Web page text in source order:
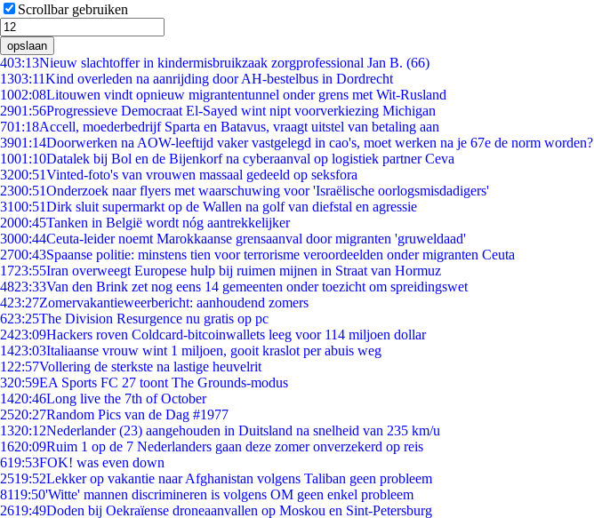
Scrollbar gebruiken
opslaan
403:13Nieuw slachtoffer in kindermisbruikzaak zorgprofessional Jan B. (66)
1303:11Kind overleden na aanrijding door AH-bestelbus in Dordrecht
1002:08Litouwen vindt opnieuw migrantentunnel onder grens met Wit-Rusland
2901:56Progressieve Democraat El-Sayed wint nipt voorverkiezing Michigan
701:18Accell, moederbedrijf Sparta en Batavus, vraagt uitstel van betaling aan
3901:14Doorwerken na AOW-leeftijd vaker vastgelegd in cao's, moet werken na je 67e de norm worden?
1001:10Datalek bij Bol en de Bijenkorf na cyberaanval op logistiek partner Ceva
3200:51Vinted-foto's van vrouwen massaal gedeeld op seksfora
2300:51Onderzoek naar flyers met waarschuwing voor 'Israëlische oorlogsmisdadigers'
3100:51Dirk sluit supermarkt op de Wallen na golf van diefstal en agressie
2000:45Tanken in België wordt nóg aantrekkelijker
3000:44Ceuta-leider noemt Marokkaanse grensaanval door migranten 'gruweldaad'
2700:43Spaanse politie: minstens tien voor terrorisme veroordeelden onder migranten Ceuta
1723:55Iran overweegt Europese hulp bij ruimen mijnen in Straat van Hormuz
4823:33Van den Brink zet nog eens 14 gemeenten onder toezicht om spreidingswet
423:27Zomervakantieweerbericht: aanhoudend zomers
623:25The Division Resurgence nu gratis op pc
2423:09Hackers roven Coldcard-bitcoinwallets leeg voor 114 miljoen dollar
1423:03Italiaanse vrouw wint 1 miljoen, gooit kraslot per abuis weg
1 22:57Vollering de sterkste na lastige heuvelrit
320:59EA Sports FC 27 toont The Grounds-modus
1420:46Long live the 7th of October
2520:27Random Pics van de Dag #1977
1320:12Nederlander (23) aangehouden in Duitsland na snelheid van 235 km/u
1620:09Ruim 1 op de 7 Nederlanders gaan deze zomer onverzekerd op reis
619:53FOK! was even down
2519:52Lekker op vakantie naar Afghanistan volgens Taliban geen probleem
8119:50'Witte' mannen discrimineren is volgens OM geen enkel probleem
2619:49Doden bij Oekraïense droneaanvallen op Moskou en Sint-Petersburg